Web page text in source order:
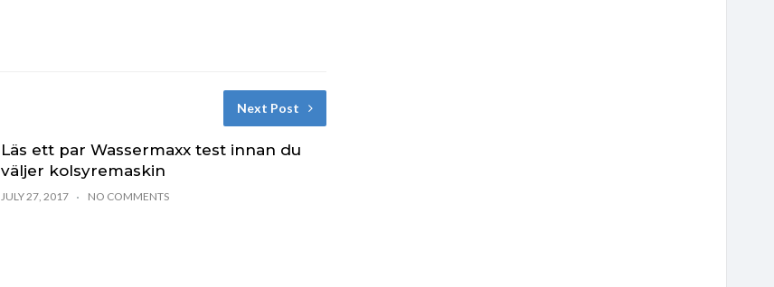
Next Post
Läs ett par Wassermaxx test innan du
väljer kolsyremaskin
JULY 27, 2017 NO COMMENTS